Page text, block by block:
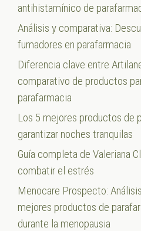
antihistamínico de
Análisis y comparativa:
fumadores en parafarmacia
Diferencia clave entre
comparativo de productos
parafarmacia
Los 5 mejores productos de
garantizar noches tranquilas
Guía completa de Valeriana
combatir el estrés
Menocare Prospecto:
mejores productos de
durante la menopausia